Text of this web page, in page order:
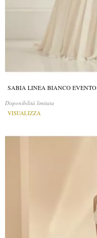
SABIA LINEA BIANCO EVENTO
Disponibilità limitata
VISUALIZZA